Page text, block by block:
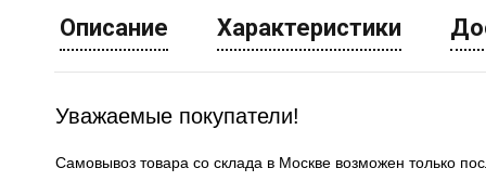
Описание Характеристики
Уважаемые покупатели!
Самовывоз товара со склада в Москве возможен только